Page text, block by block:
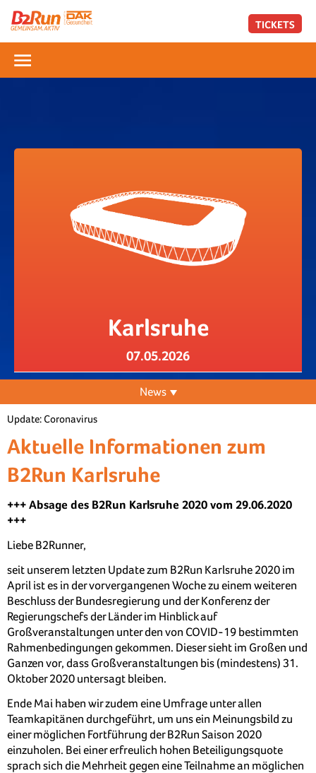
TICKETS
Karlsruhe
07.05.2026
News
Update: Coronavirus
Aktuelle Informationen zum
B2Run Karlsruhe
+++ Absage des B2Run Karlsruhe 2020 vom 29.06.2020
+++
Liebe B2Runner,
seit unserem letzten Update zum B2Run Karlsruhe 2020 im
April ist es in der vorvergangenen Woche zu einem weiteren
Beschluss der Bundesregierung und der Konferenz der
Regierungschefs der Länder im Hinblick auf
Großveranstaltungen unter den von COVID-19 bestimmten
Rahmenbedingungen gekommen. Dieser sieht im Großen und
Ganzen vor, dass Großveranstaltungen bis (mindestens) 31.
Oktober 2020 untersagt bleiben.
Ende Mai haben wir zudem eine Umfrage unter allen
Teamkapitänen durchgeführt, um uns ein Meinungsbild zu
einer möglichen Fortführung der B2Run Saison 2020
einzuholen. Bei einer erfreulich hohen Beteiligungsquote
sprach sich die Mehrheit gegen eine Teilnahme an möglichen